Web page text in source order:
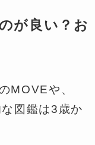
が良い？お
MOVEや、
図鑑は3歳か